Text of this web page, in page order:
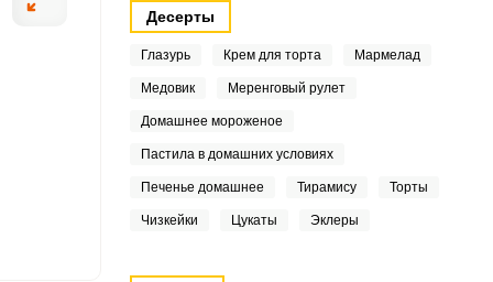
Десерты
Глазурь Крем для торта Мармелад
Медовик Меренговый рулет
Домашнее мороженое
Пастила в домашних условиях
Печенье домашнее Тирамису Торты
Чизкейки Цукаты Эклеры